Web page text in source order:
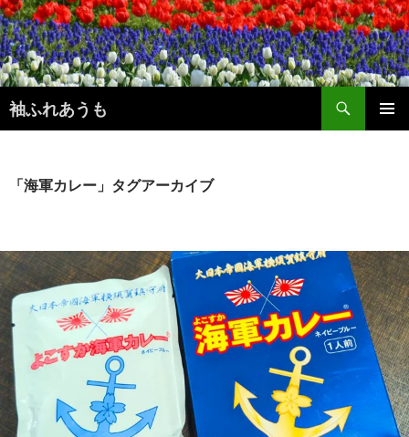
コ
ン
テ
ン
ツ
へ
袖ふれあうも
検
索
「海軍カレー」タグアーカイブ